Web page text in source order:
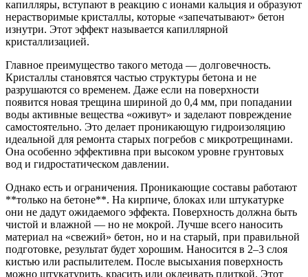
капилляры, вступают в реакцию с ионами кальция и образуют
нерастворимые кристаллы, которые «запечатывают» бетон
изнутри. Этот эффект называется капиллярной
кристаллизацией.
Главное преимущество такого метода — долговечность.
Кристаллы становятся частью структуры бетона и не
разрушаются со временем. Даже если на поверхности
появится новая трещина шириной до 0,4 мм, при попадании
воды активные вещества «оживут» и заделают повреждение
самостоятельно. Это делает проникающую гидроизоляцию
идеальной для ремонта старых погребов с микротрещинами.
Она особенно эффективна при высоком уровне грунтовых
вод и гидростатическом давлении.
Однако есть и ограничения. Проникающие составы работают
**только на бетоне**. На кирпиче, блоках или штукатурке
они не дадут ожидаемого эффекта. Поверхность должна быть
чистой и влажной — но не мокрой. Лучше всего наносить
материал на «свежий» бетон, но и на старый, при правильной
подготовке, результат будет хорошим. Наносится в 2–3 слоя
кистью или распылителем. После высыхания поверхность
можно штукатурить, красить или оклеивать плиткой. Этот